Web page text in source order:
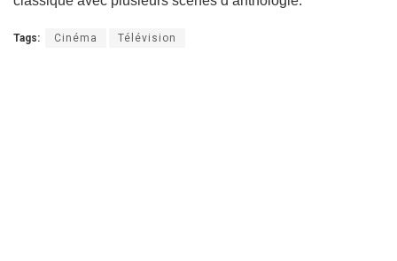
Tags: Cinéma Télévision